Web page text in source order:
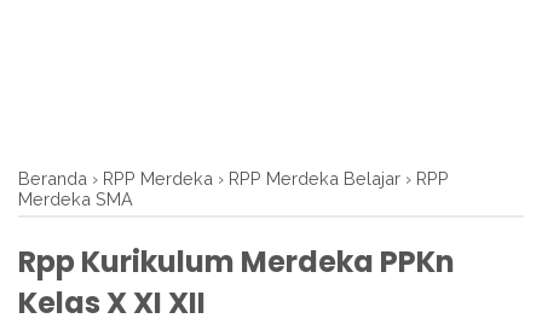
Beranda › RPP Merdeka › RPP Merdeka Belajar › RPP
Merdeka SMA
Rpp Kurikulum Merdeka PPKn
Kelas X XI XII